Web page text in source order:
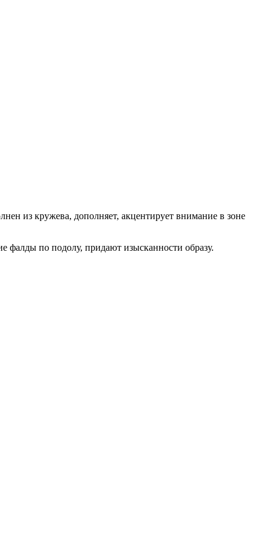
из кружева, дополняет, акцентирует внимание в зоне
фалды по подолу, придают изысканности образу.